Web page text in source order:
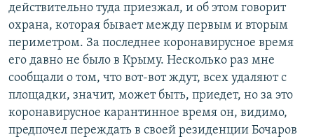
действительно туда приезжал, и об этом говорит
охрана, которая бывает между первым и вторым
периметром. За последнее коронавирусное время
его давно не было в Крыму. Несколько раз мне
сообщали о том, что вот-вот ждут, всех удаляют с
площадки, значит, может быть, приедет, но за это
коронавирусное карантинное время он, видимо,
предпочел переждать в своей резиденции Бочаров